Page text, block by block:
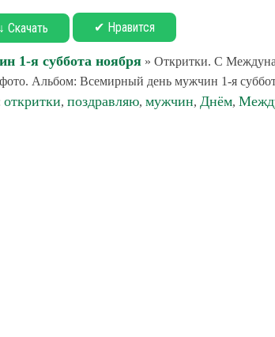
↓ Скачать ✔ Нравится
1-я суббота ноября» Откритки. С
Альбом: Всемирный день мужчин 1-я
откритки, поздравляю, мужчин, Днём,